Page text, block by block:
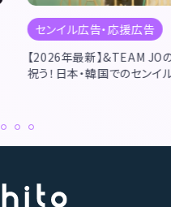
日（7/8）を全力で
告ガイド＆予算解説
【
を祝う